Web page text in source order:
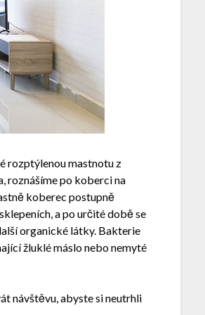
rozptýlenou mastnotu z
roznášíme po koberci na
koberec postupně
a po určité době se
organické látky. Bakterie
žluklé máslo nebo nemyté
návštěvu, abyste si neutrhli